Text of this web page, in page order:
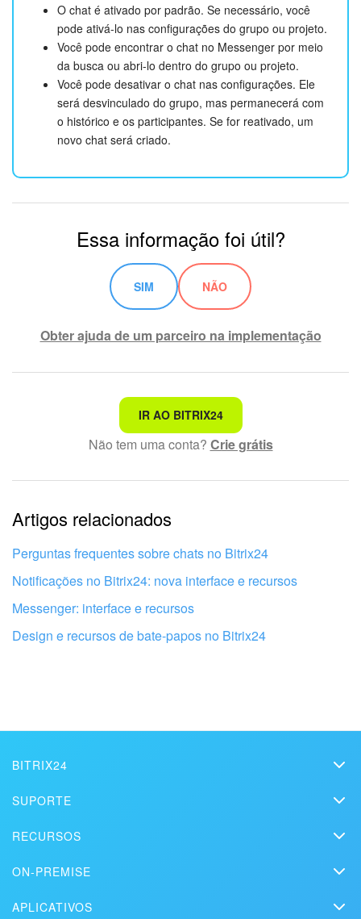
O chat é ativado por padrão. Se necessário, você
pode ativá-lo nas configurações do grupo ou projeto.
Você pode encontrar o chat no Messenger por meio
da busca ou abri-lo dentro do grupo ou projeto.
Você pode desativar o chat nas configurações. Ele
será desvinculado do grupo, mas permanecerá com
o histórico e os participantes. Se for reativado, um
novo chat será criado.
Essa informação foi útil?
SIM NÃO
Obter ajuda de um parceiro na implementação
Não é o que estou procurando
Texto complexo e incompreensível
Informações estão desatualizadas
Explicação muito breve, preciso de mais informações
Não gosto de como esta ferramenta funciona
IR AO BITRIX24
Não tem uma conta? Crie grátis
Artigos relacionados
Perguntas frequentes sobre chats no Bitrix24
Notificações no Bitrix24: nova interface e recursos
Messenger: interface e recursos
Design e recursos de bate-papos no Bitrix24
BITRIX24
Kit de mídia
Contato
SUPORTE
Vídeos explicativos
Contate o suporte
RECURSOS
Soluções
ON-PREMISE
APLICATIVOS